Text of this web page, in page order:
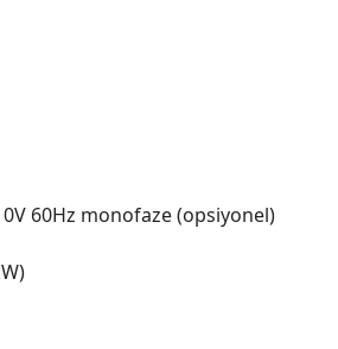
60Hz monofaze (opsiyonel)